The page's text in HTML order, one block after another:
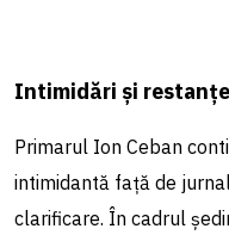
Intimidări și
Primarul Ion Ceban
intimidantă față de
clarificare. În cadrul